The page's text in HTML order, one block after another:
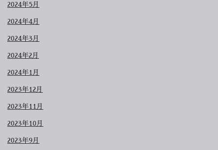
2024年5月
2024年4月
2024年3月
2024年2月
2024年1月
2023年12月
2023年11月
2023年10月
2023年9月